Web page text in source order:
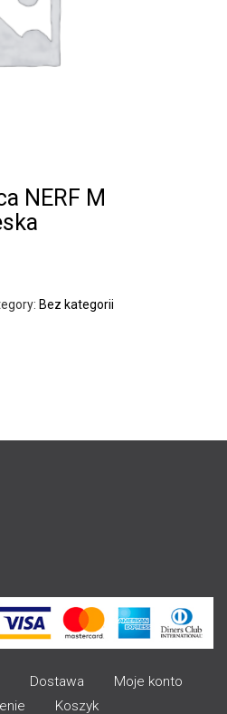
NERF M
Bez kategorii
Dostawa
Moje konto
Koszyk